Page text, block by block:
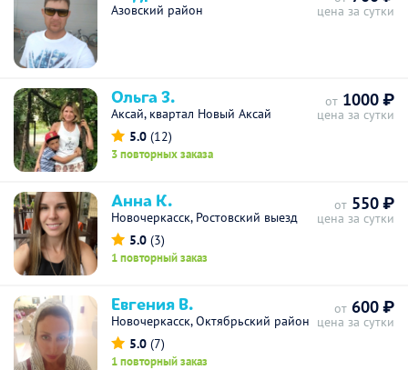
Азовский район цена за сутки
Ольга З.
Аксай, квартал Новый Аксай
5.0 (12)
3 повторных заказа
от 1000 ₽
цена за сутки
Анна К.
Новочеркасск, Ростовский выезд
5.0 (3)
1 повторный заказ
от 550 ₽
цена за сутки
Евгения В.
Новочеркасск, Октябрьский район
5.0 (7)
1 повторный заказ
от 600 ₽
цена за сутки